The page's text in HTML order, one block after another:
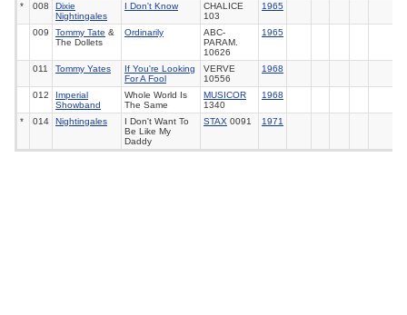
* 008
Dixie
Nightingales
I Don't Know
CHALICE
103
1965
009 Tommy Tate &
The Dollets
Ordinarily
ABC-
PARAM.
10626
1965
011 Tommy Yates
If You're Looking
For A Fool
VERVE
10556
1968
012
Imperial
Showband
Whole World Is
The Same
MUSICOR
1340
1968
* 014 Nightingales
I Don't Want To
Be Like My
Daddy
STAX 0091 1971